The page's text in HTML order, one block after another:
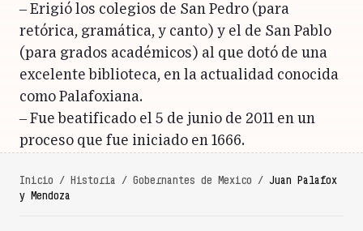
– Erigió los colegios de San Pedro (para
retórica, gramática, y canto) y el de San Pablo
(para grados académicos) al que dotó de una
excelente biblioteca, en la actualidad conocida
como Palafoxiana.
– Fue beatificado el 5 de junio de 2011 en un
proceso que fue iniciado en 1666.
Inicio / Historia / Gobernantes de Mexico / Juan Palafox
y Mendoza